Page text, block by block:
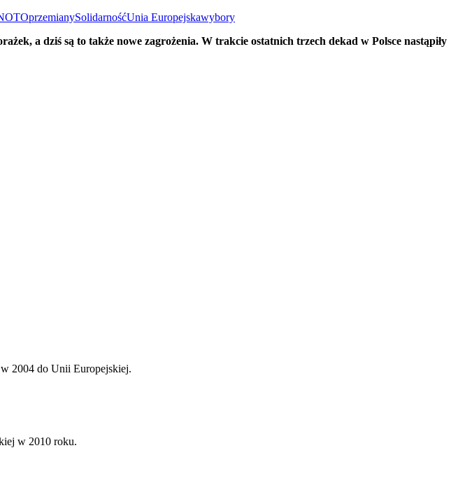
przemianySolidarnośćUnia Europejskawybory
a dziś są to także nowe zagrożenia. W trakcie ostatnich trzech dekad w Polsce nastąpiły
2004 do Unii Europejskiej.
w 2010 roku.